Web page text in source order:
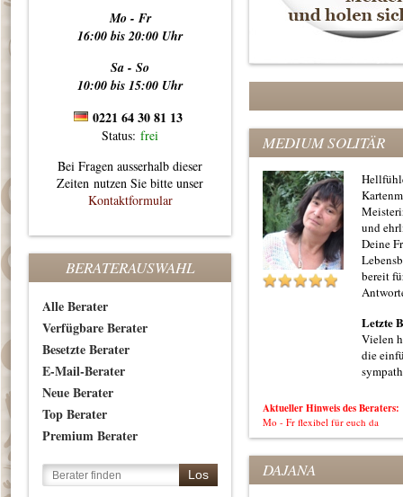
Mo - Fr
16:00 bis 20:00 Uhr
Sa - So
10:00 bis 15:00 Uhr
0221 64 30 81 13
Status: frei
Bei Fragen ausserhalb dieser
Zeiten nutzen Sie bitte unser
Kontaktformular
BERATERAUSWAHL
Alle Berater
Verfügbare Berater
Besetzte Berater
E-Mail-Berater
Neue Berater
Top Berater
Premium Berater
MEDIUM SOLITÄR
und
Deine
bereit
Letzte
Vielen
die
Aktueller Hinweis des Beraters:
Mo - Fr flexibel für euch da
DAJANA